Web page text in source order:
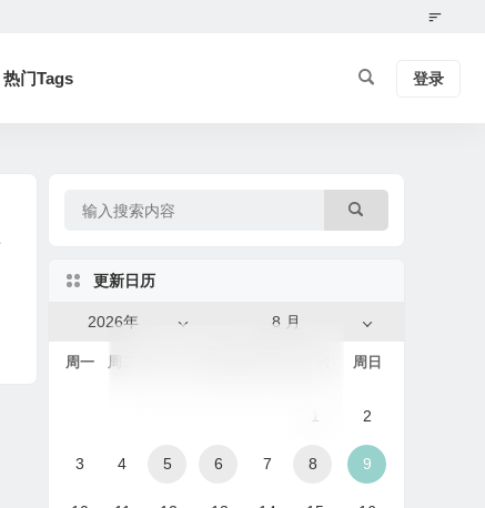
热门Tags 登录
更新日历
8 月
2026年
周一 周二 周日
2
3 4 5 6 7 8 9